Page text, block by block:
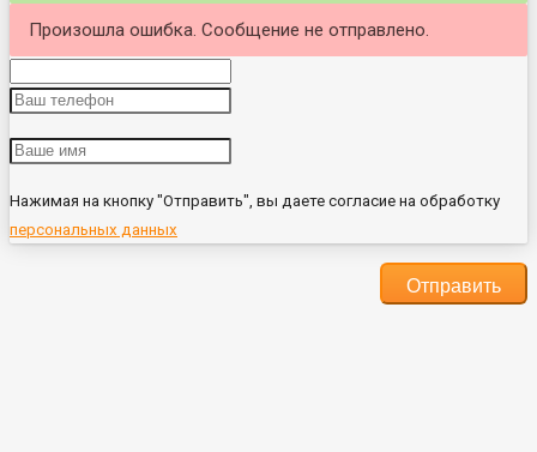
Произошла ошибка. Сообщение не отправлено.
Нажимая на кнопку "Отправить", вы даете согласие на обработку
персональных данных
Отправить